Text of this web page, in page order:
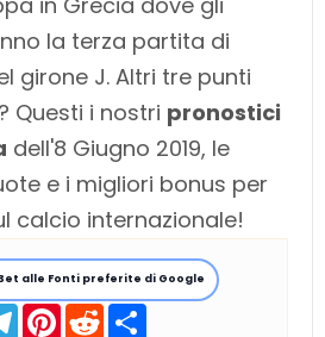
la terza partita di
girone J. Altri tre punti
Questi i nostri pronostici
dell'8 Giugno 2019, le
e i migliori bonus per
calcio internazionale!
alle Fonti preferite di Google
T
e
P
i
R
e